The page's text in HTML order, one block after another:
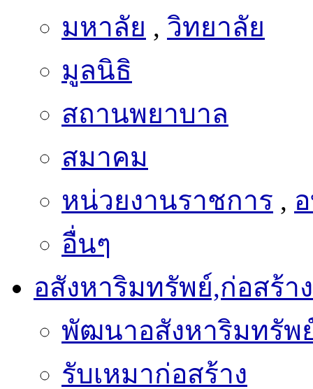
มหาลัย , วิทยาลัย
มูลนิธิ
สถานพยาบาล
สมาคม
หน่วยงานราชการ ,
อื่นๆ
อสังหาริมทรัพย์,ก่อสร้าง
พัฒนาอสังหาริมทรัพ
รับเหมาก่อสร้าง